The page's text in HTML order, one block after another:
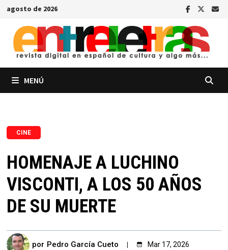
Saltar
contenido
agosto de 2026
MENÚ
CINE
HOMENAJE A LUCHINO
VISCONTI, A LOS 50 AÑOS
DE SU MUERTE
por Pedro García Cueto Mar 17, 2026